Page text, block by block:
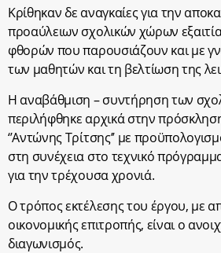
Κρίθηκαν δε αναγκαίες για την
προαύλειων σχολικών χώρων
φθορών που παρουσιάζουν και με
των μαθητών και τη βελτίωση της
Η αναβάθμιση – συντήρηση των
περιλήφθηκε αρχικά στην
‘’Αντώνης Τρίτσης’’ με
στη συνέχεια στο τεχνικό
για την τρέχουσα χρονιά.
Ο τρόπος εκτέλεσης του έργου, με
οικονομικής επιτροπής, είναι ο
διαγωνισμός.